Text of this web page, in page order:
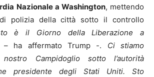
Nazionale a Washington, mettendo
polizia della città sotto il controllo
è il Giorno della Liberazione a
– ha affermato Trump -. Ci stiamo
Campidoglio sotto l’autorità
presidente degli Stati Uniti. Sto